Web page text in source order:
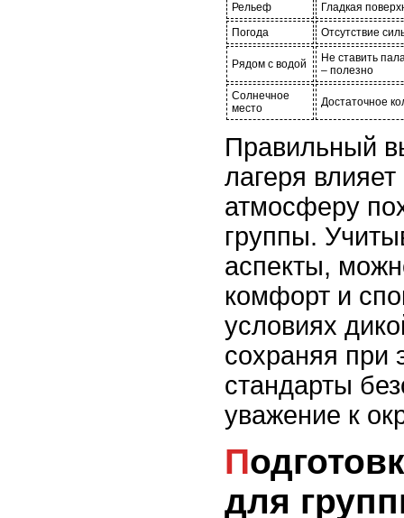
Рельеф
Гладкая
Погода
Отсутствие
Рядом с водой
Не ставить
– полезно
Солнечное
место
Достаточное
Правильный
лагеря
атмосферу
группы.
аспекты,
комфорт и
условиях
сохраняя при
стандарты
уважение к
Подготовка снаряжения
для